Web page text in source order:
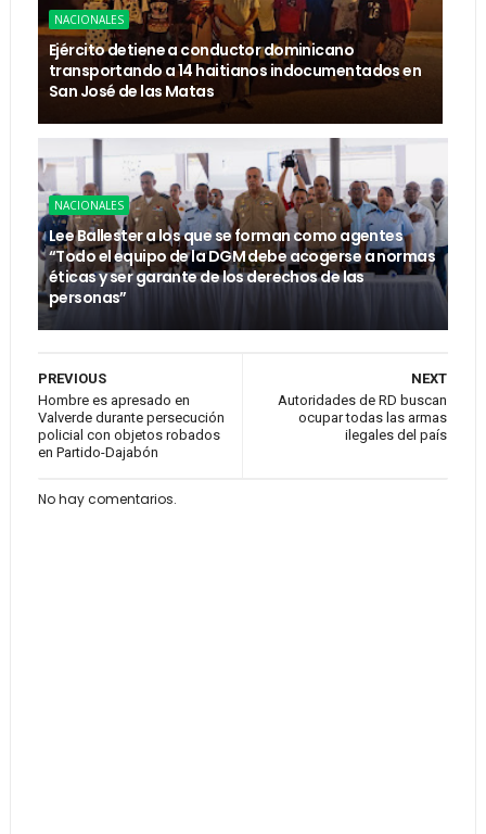
NACIONALES
Ejército detiene a conductor dominicano
transportando a 14 haitianos indocumentados en
San José de las Matas
NACIONALES
Lee Ballester a los que se forman como agentes
“Todo el equipo de la DGM debe acogerse a normas
éticas y ser garante de los derechos de las
personas”
NEXT
Autoridades de RD buscan
ocupar todas las armas
ilegales del país
PREVIOUS
Hombre es apresado en
Valverde durante persecución
policial con objetos robados
en Partido-Dajabón
No hay comentarios.